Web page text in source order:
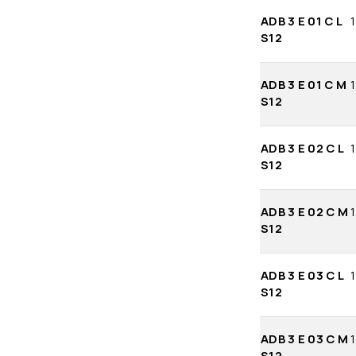
ADB 3 E 01 C L
S12
ADB 3 E 01 C M
S12
ADB 3 E 02 C L
S12
ADB 3 E 02 C M
S12
ADB 3 E 03 C L
S12
ADB 3 E 03 C M